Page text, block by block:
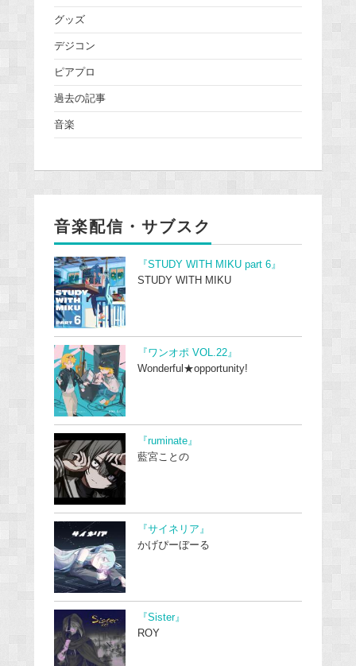
グッズ
デジコン
ピアプロ
過去の記事
音楽
音楽配信・サブスク
『STUDY WITH MIKU part 6』
STUDY WITH MIKU
『ワンオポ VOL.22』
Wonderful★opportunity!
『ruminate』
藍宮ことの
『サイネリア』
かげぴーぼーる
『Sister』
ROY